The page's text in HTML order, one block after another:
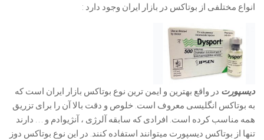
انواع مختلفی از بوتاکس در بازار ایران وجود دارد :
دیسپورت در واقع بهترین و ایمن ترین نوع بوتاکس بازار ایران است که
به بوتاکس انگلیسی معروف است. خلوص و دقت بالا آن را برای تزریق
همه مناسب کرده است. افرادی که سابقه آلرژی ، آنژیوادم و … دارند
تنها از بوتاکس دیسپورت میتوانند استفاده کنند. در این نوع بوتاکس دوز